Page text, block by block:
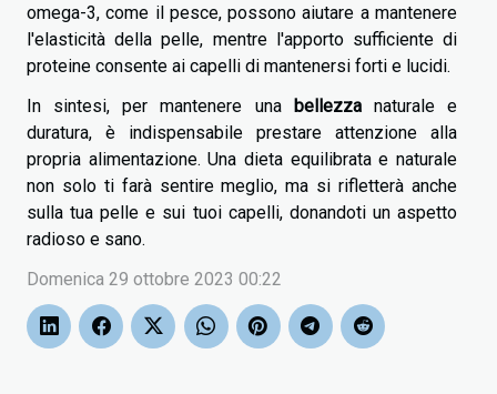
omega-3, come il pesce, possono aiutare a mantenere
l'elasticità della pelle, mentre l'apporto sufficiente di
proteine consente ai capelli di mantenersi forti e lucidi.
In sintesi, per mantenere una bellezzanaturale e
duratura, è indispensabile prestare attenzione alla
propria alimentazione. Una dieta equilibrata e naturale
non solo ti farà sentire meglio, ma si rifletterà anche
sulla tua pelle e sui tuoi capelli, donandoti un aspetto
radioso e sano.
Domenica 29 ottobre 2023 00:22